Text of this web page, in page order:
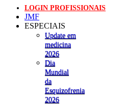
LOGIN PROFISSIONAIS
JMF
ESPECIAIS
Update em
medicina
2026
Dia
Mundial
da
Esquizofrenia
2026